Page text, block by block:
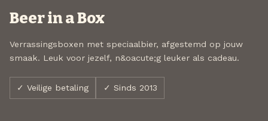
Beer in a Box
Verrassingsboxen met speciaalbier, afgestemd op jouw
smaak. Leuk voor jezelf, n&oacute;g leuker als cadeau.
✓ Veilige betaling ✓ Sinds 2013